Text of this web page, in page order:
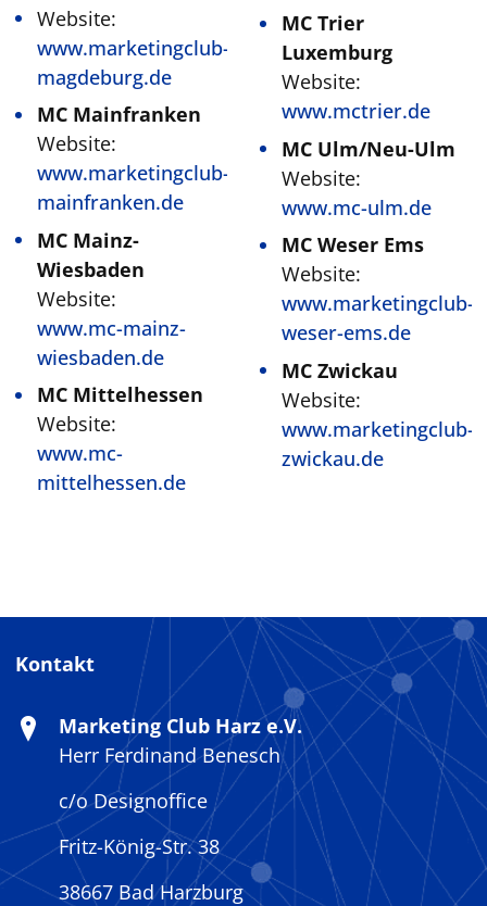
Website:
www.marketingclub-
magdeburg.de
MC Mainfranken
Website:
www.marketingclub-
mainfranken.de
MC Mainz-
Wiesbaden
Website:
www.mc-mainz-
wiesbaden.de
MC Mittelhessen
Website:
www.mc-
mittelhessen.de
MC Trier
Luxemburg
Website:
www.mctrier.de
MC Ulm/Neu-Ulm
Website:
www.mc-ulm.de
MC Weser Ems
Website:
www.marketingclub-
weser-ems.de
MC Zwickau
Website:
www.marketingclub-
zwickau.de
Kontakt
Marketing Club Harz e.V.
Herr Ferdinand Benesch
c/o Designoffice
Fritz-König-Str. 38
38667 Bad Harzburg